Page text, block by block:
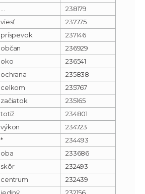
238179
viesť
237775
príspevok
237146
občan
236929
oko
236541
ochrana
235838
celkom
235767
začiatok
235165
totiž
234801
výkon
234723
*
234493
oba
233686
skôr
232493
centrum
232439
jediný 232156